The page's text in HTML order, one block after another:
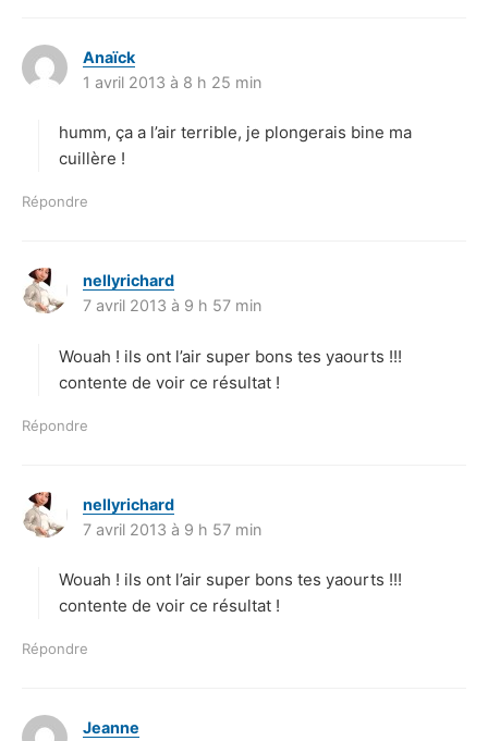
Anaïck
i
1 avril 2013 à 8 h 25 min
humm, ça a l’air terrible, je plongerais bine ma
cuillère !
Répondre
nellyrichard
i
:
7 avril 2013 à 9 h 57 min
Wouah ! ils ont l’air super bons tes yaourts !!!
contente de voir ce résultat !
Répondre
nellyrichard
i
:
7 avril 2013 à 9 h 57 min
Wouah ! ils ont l’air super bons tes yaourts !!!
contente de voir ce résultat !
Répondre
Jeanne